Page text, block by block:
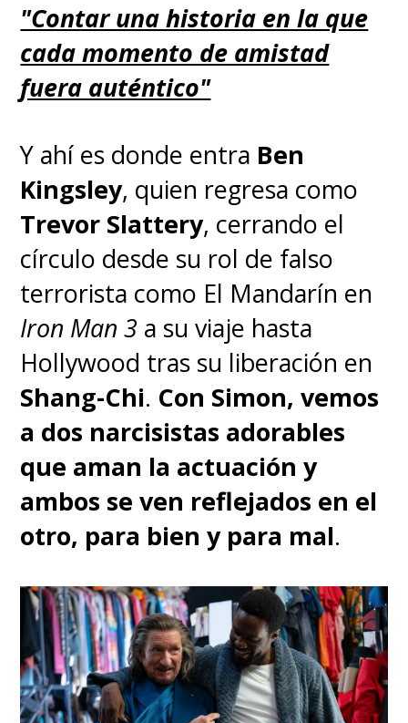
"Contar una historia en la que
cada momento de amistad
fuera auténtico"
Y ahí es donde entra Ben
Kingsley, quien regresa como
Trevor Slattery, cerrando el
círculo desde su rol de falso
terrorista como El Mandarín en
Iron Man 3 a su viaje hasta
Hollywood tras su liberación en
Shang-Chi. Con Simon, vemos
a dos narcisistas adorables
que aman la actuación y
ambos se ven reflejados en el
otro, para bien y para mal.